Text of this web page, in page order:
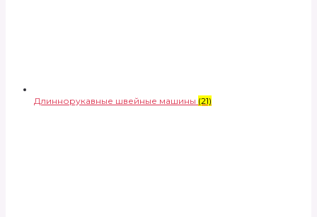
Длиннорукавные швейные машины (21)